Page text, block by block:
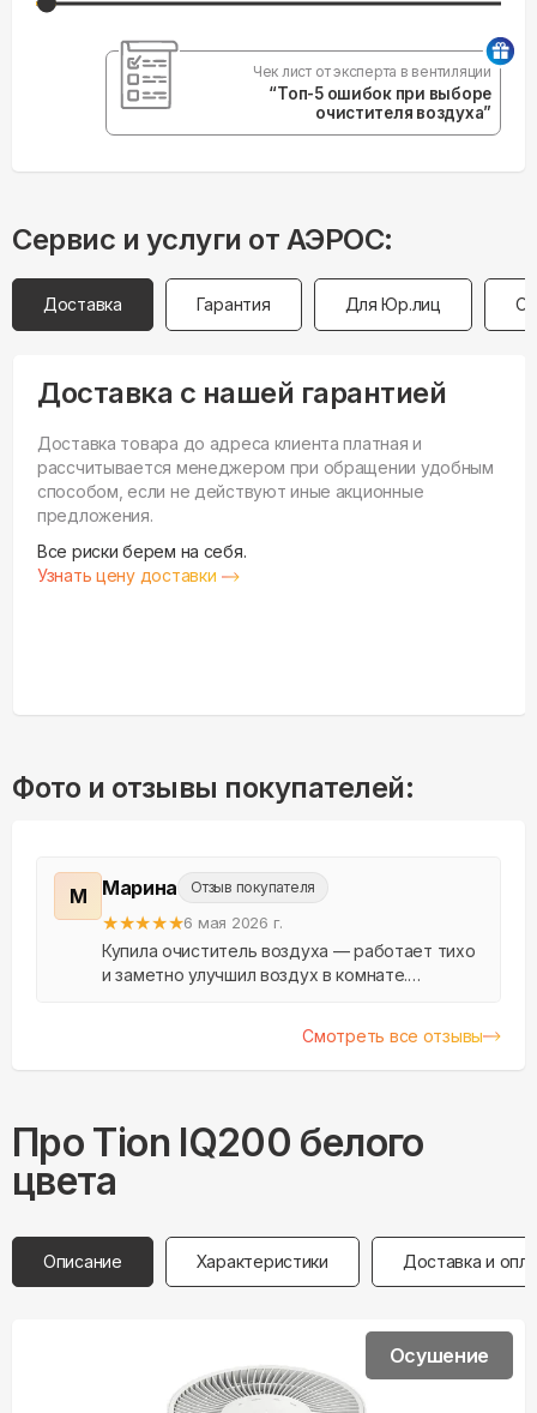
Чек лист от эксперта в вентиляции
“Топ-5 ошибок при выборе
очистителя воздуха”
Сервис и услуги от АЭРОС:
Доставка Гарантия Для Юр.лиц
Доставка с нашей гарантией
Доставка товара до адреса клиента платная и
рассчитывается менеджером при обращении удобным
способом, если не действуют иные акционные
предложения.
Все риски берем на себя.
Узнать цену доставки
Фото и отзывы покупателей:
М Марина Отзыв покупателя
★★★★★6 мая 2026 г.
Купила очиститель воздуха — работает тихо
и заметно улучшил воздух в комнате.
инструкцию и помощь по подключению...
Смотреть все отзывы
Про Tion IQ200 белого
цвета
Описание Характеристики Доставка и
Осушение